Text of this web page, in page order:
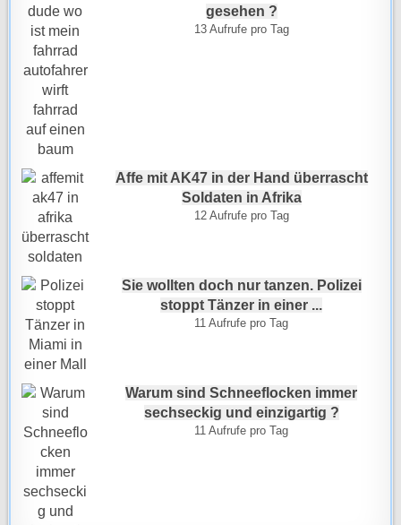
gesehen ?
13 Aufrufe pro Tag
Affe mit AK47 in der Hand überrascht
Soldaten in Afrika
12 Aufrufe pro Tag
Sie wollten doch nur tanzen. Polizei
stoppt Tänzer in einer ...
11 Aufrufe pro Tag
Warum sind Schneeflocken immer
sechseckig und einzigartig ?
11 Aufrufe pro Tag